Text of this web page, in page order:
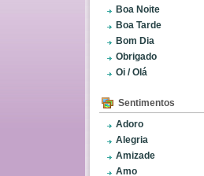
Boa Noite
Boa Tarde
Bom Dia
Obrigado
Oi / Olá
Sentimentos
Adoro
Alegria
Amizade
Amo